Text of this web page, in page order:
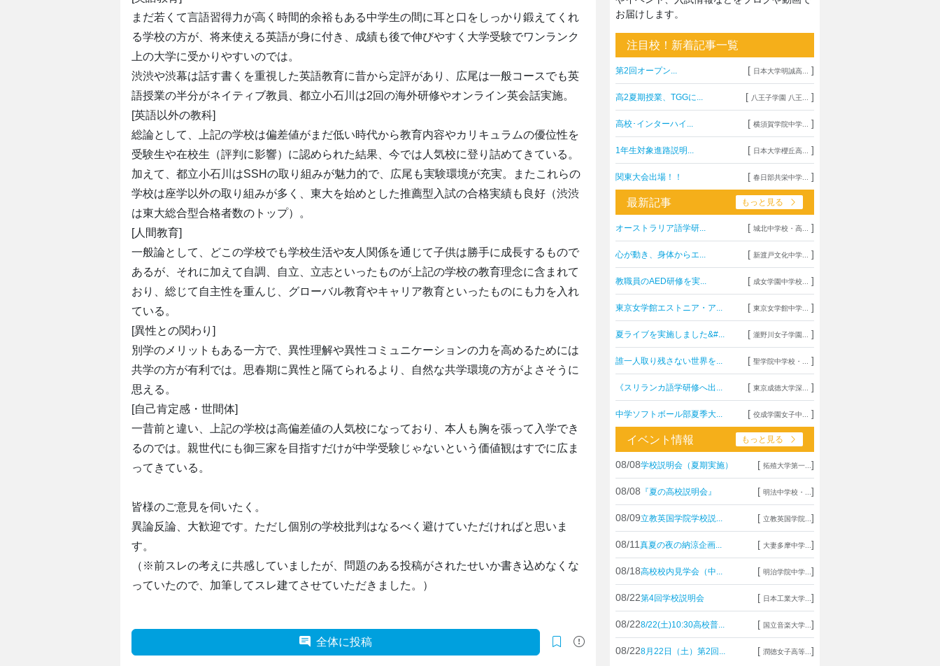
まだ若くて言語習得力が高く時間的余裕もある中学生の間に耳と口をしっかり鍛えてくれ
る学校の方が、将来使える英語が身に付き、成績も後で伸びやすく大学受験でワンランク
上の大学に受かりやすいのでは。
渋渋や渋幕は話す書くを重視した英語教育に昔から定評があり、広尾は一般コースでも英
語授業の半分がネイティブ教員、都立小石川は2回の海外研修やオンライン英会話実施。
[英語以外の教科]
総論として、上記の学校は偏差値がまだ低い時代から教育内容やカリキュラムの優位性を
受験生や在校生（評判に影響）に認められた結果、今では人気校に登り詰めてきている。
加えて、都立小石川はSSHの取り組みが魅力的で、広尾も実験環境が充実。またこれらの
学校は座学以外の取り組みが多く、東大を始めとした推薦型入試の合格実績も良好（渋渋
は東大総合型合格者数のトップ）。
[人間教育]
一般論として、どこの学校でも学校生活や友人関係を通じて子供は勝手に成長するもので
あるが、それに加えて自調、自立、立志といったものが上記の学校の教育理念に含まれて
おり、総じて自主性を重んじ、グローバル教育やキャリア教育といったものにも力を入れ
ている。
[異性との関わり]
別学のメリットもある一方で、異性理解や異性コミュニケーションの力を高めるためには
共学の方が有利では。思春期に異性と隔てられるより、自然な共学環境の方がよさそうに
思える。
[自己肯定感・世間体]
一昔前と違い、上記の学校は高偏差値の人気校になっており、本人も胸を張って入学でき
るのでは。親世代にも御三家を目指すだけが中学受験じゃないという価値観はすでに広ま
ってきている。
皆様のご意見を伺いたく。
異論反論、大歓迎です。ただし個別の学校批判はなるべく避けていただければと思いま
す。
（※前スレの考えに共感していましたが、問題のある投稿がされたせいか書き込めなくな
っていたので、加筆してスレ建てさせていただきました。）
全体に投稿
お届けします。
注目校！新着記事一覧
第2回オープン... [ 日本大学明誠高... ]
高2夏期授業、TGGに... [ 八王子学園 八王... ]
高校･インターハイ... [ 横須賀学院中学... ]
1年生対象進路説明... [ 日本大学櫻丘高... ]
関東大会出場！！ [ 春日部共栄中学... ]
最新記事 もっと見る
オーストラリア語学研... [ 城北中学校・高... ]
心が動き、身体からエ... [ 新渡戸文化中学... ]
教職員のAED研修を実... [ 成女学園中学校... ]
東京女学館エストニア・ア... [ 東京女学館中学... ]
夏ライブを実施しました&#... [ 瀧野川女子学園... ]
誰一人取り残さない世界を... [ 聖学院中学校・... ]
《スリランカ語学研修へ出... [ 東京成徳大学深... ]
中学ソフトボール部夏季大... [ 佼成学園女子中... ]
イベント情報 もっと見る
08/08学校説明会（夏期実施） [ 拓殖大学第一... ]
08/08 『夏の高校説明会』 [ 明法中学校・... ]
08/09立教英国学院学校説... [ 立教英国学院... ]
08/11 真夏の夜の納涼企画... [ 大妻多摩中学... ]
08/18高校校内見学会（中... [ 明治学院中学... ]
08/22第4回学校説明会 [ 日本工業大学... ]
08/228/22(土)10:30高校普... [ 国立音楽大学... ]
08/228月22日（土）第2回... [ 潤徳女子高等... ]